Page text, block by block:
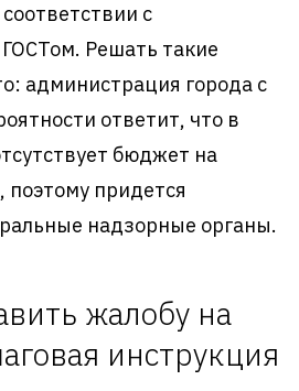
с
Решать такие
администрация города с
ответит, что в
бюджет на
поэтому придется
надзорные органы.
жалобу на
инструкция